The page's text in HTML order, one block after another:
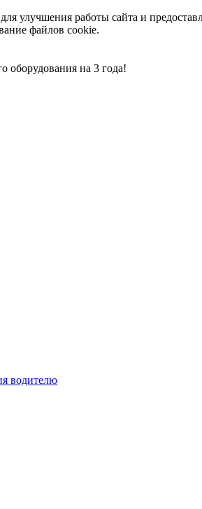
работы сайта и
файлов cookie.
оборудования на 3 года!
водителю